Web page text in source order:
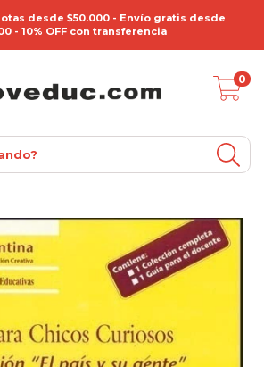
desde $50.000 - Envío gratis desde
- 10% OFF con transferencia
0